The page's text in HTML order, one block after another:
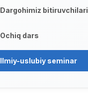
Dargohimiz bitiruvchilari
Ochiq dars
Ilmiy-uslubiy seminar